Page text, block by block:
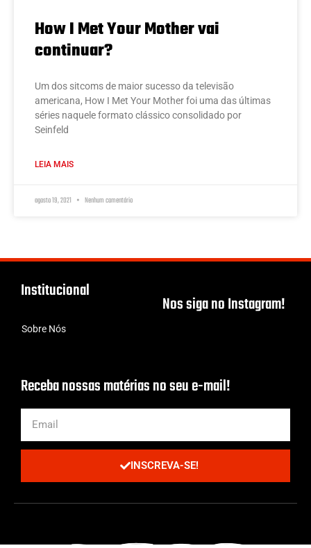
How I Met Your Mother vai
continuar?
Um dos sitcoms de maior sucesso da televisão
americana, How I Met Your Mother foi uma das últimas
séries naquele formato clássico consolidado por
Seinfeld
LEIA MAIS
agosto 19, 2021 Nenhum comentário
Institucional
Sobre Nós
Nos siga no Instagram!
Receba nossas matérias no seu e-mail!
INSCREVA-SE!